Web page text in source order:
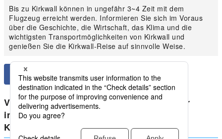
Bis zu Kirkwall können in ungefähr 3~4 Zeit mit dem
Flugzeug erreicht werden. Informieren Sie sich im Voraus
über die Geschichte, die Wirtschaft, das Klima und die
wichtigsten Transportmöglichkeiten von Kirkwall und
genießen Sie die Kirkwall-Reise auf sinnvolle Weise.
Vergleichen Sie die niedrigsten Preise für
inländische Vereinigtes Königreich von
Kirkwall